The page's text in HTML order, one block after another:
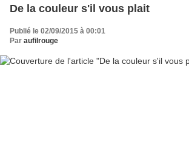
De la couleur s'il vous plait
Publié le 02/09/2015 à 00:01
Par aufilrouge